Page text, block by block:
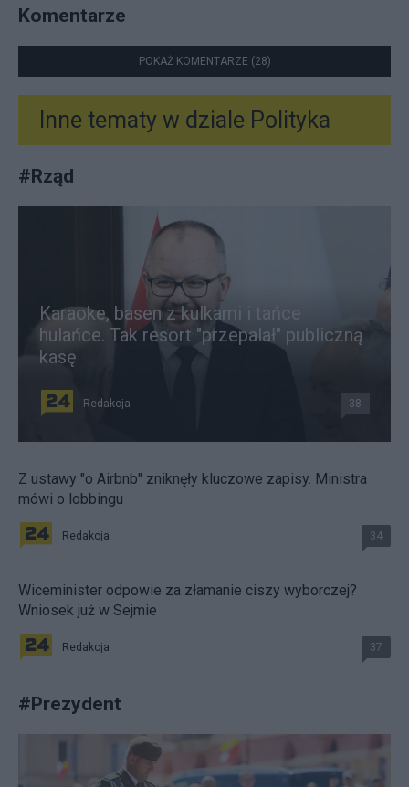
Komentarze
POKAŻ KOMENTARZE (28)
Inne tematy w dziale Polityka
#Rząd
Karaoke, basen z kulkami i tańce
hulańce. Tak resort "przepalał" publiczną
kasę
Redakcja 38
Z ustawy "o Airbnb" zniknęły kluczowe zapisy. Ministra
mówi o lobbingu
Redakcja 34
Wiceminister odpowie za złamanie ciszy wyborczej?
Wniosek już w Sejmie
Redakcja 37
#Prezydent